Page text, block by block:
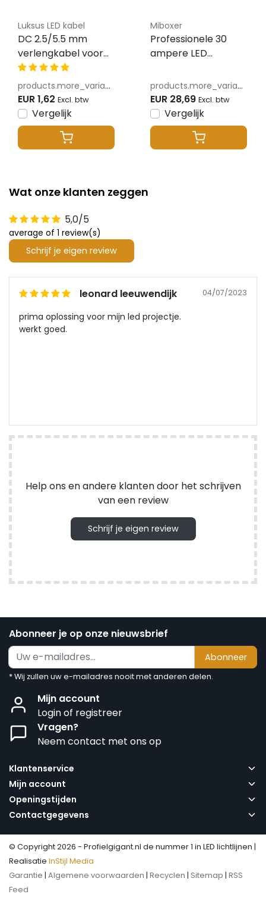
Luksus LED kabel
DC 2.5/5.5 mm
verlengkabel voor
LED voedingen
100cm - POSDC-Y-
PS25-1.0
products.more_variants_available
EUR 1,62 Excl. btw
Vergelijk
Miboxer
Professionele 30
ampere LED
Single Color/Dual
White/RGB/RGBW/
LED strips 12-24-48v
- HW5
products.more_variants_available
EUR 28,69 Excl. btw
Vergelijk
Wat onze klanten zeggen
5,0/5
average of 1 review(s)
Schrijf je eigen review
leonard leeuwendijk 04/07/2023
prima oplossing voor mijn led projectje.
werkt goed.
Help ons en andere klanten door het schrijven
van een review
Schrijf je eigen review
Abonneer je op onze nieuwsbrief
Abonneer
* Wij zullen uw e-mailadres nooit met anderen delen.
Mijn account
Login of registreer
Vragen?
Neem contact met ons op
Klantenservice
Mijn account
Openingstijden
Contactgegevens
© Copyright 2026 - Profielgigant.nl de nummer 1 in LED lichtlijnen |
Realisatie InStijl Media
Garantie | Algemene voorwaarden | Recyclen | Sitemap | RSS
Feed